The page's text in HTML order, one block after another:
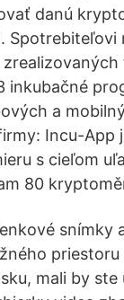
danú
inkubačné
a
Incu-App
s cieľom
80
mali by